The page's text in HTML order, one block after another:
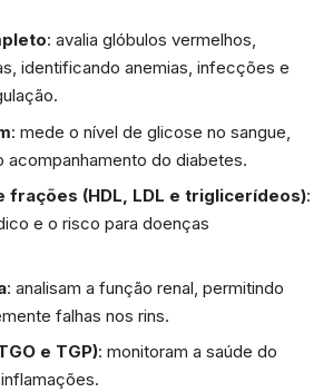
: avalia glóbulos vermelhos,
identificando anemias, infecções e
: mede o nível de glicose no sangue,
acompanhamento do diabetes.
frações (HDL, LDL e triglicerídeos):
e o risco para doenças
: analisam a função renal, permitindo
falhas nos rins.
e TGP): monitoram a saúde do